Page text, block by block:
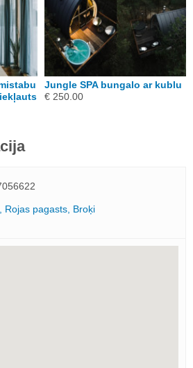
Jungle SPA bungalo ar kublu
€ 250.00
Rojas pagasts, Broķi